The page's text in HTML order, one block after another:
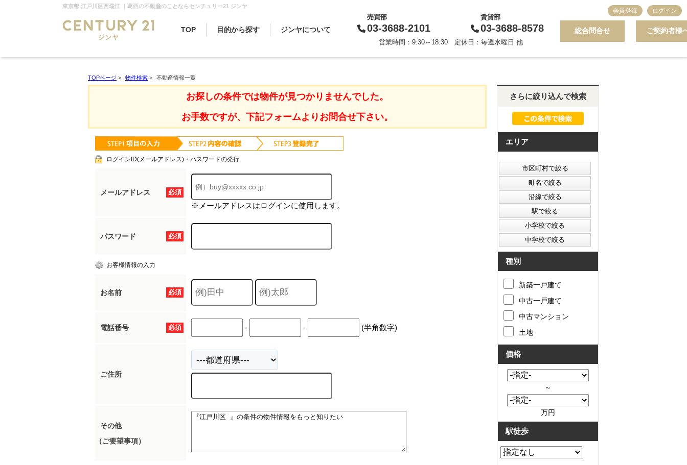
東京都 江戸川区西瑞江 ｜葛西の不動産のことならセンチュリー21 ジンヤ
TOP 目的から探す ジンヤについて
売買部
03-3688-2101
賃貸部
03-3688-8578
営業時間：9:30～18:30 定休日：毎週水曜日 他
総合問合せ ご契約者様
会員登録 ログイン
TOPページ > 物件検索 > 不動産情報一覧
お探しの条件では物件が見つかりませんでした。
お手数ですが、下記フォームよりお問合せ下さい。
ログインID(メールアドレス)・パスワードの発行
必須
メールアドレス
※メールアドレスはログインに使用します。
必須
パスワード
お客様情報の入力
必須
お名前
必須
電話番号 - - (半角数字)
ご住所
その他
（ご要望事項）
さらに絞り込んで検索
エリア
種別
新築一戸建て
中古一戸建て
中古マンション
土地
価格
～
万円
駅徒歩